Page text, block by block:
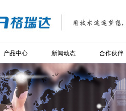
产品中心 新闻动态 合作伙伴